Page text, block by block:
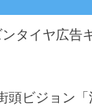
タイヤ広
ビジョン